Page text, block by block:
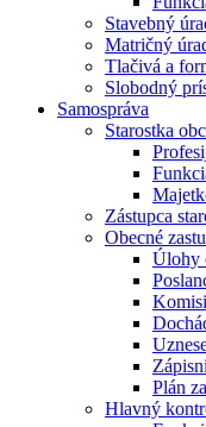
Stavebný
Matričný
Tlačivá a
Slobodný
Samospráva
Starostka
Zástupca
Obecné
Úlohy
Plán
Hlavný